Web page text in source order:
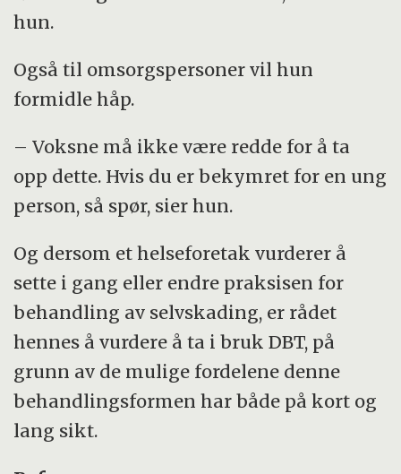
hun.
Også til omsorgspersoner vil hun
formidle håp.
– Voksne må ikke være redde for å ta
opp dette. Hvis du er bekymret for en ung
person, så spør, sier hun.
Og dersom et helseforetak vurderer å
sette i gang eller endre praksisen for
behandling av selvskading, er rådet
hennes å vurdere å ta i bruk DBT, på
grunn av de mulige fordelene denne
behandlingsformen har både på kort og
lang sikt.